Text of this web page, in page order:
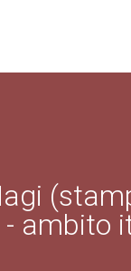
ambito